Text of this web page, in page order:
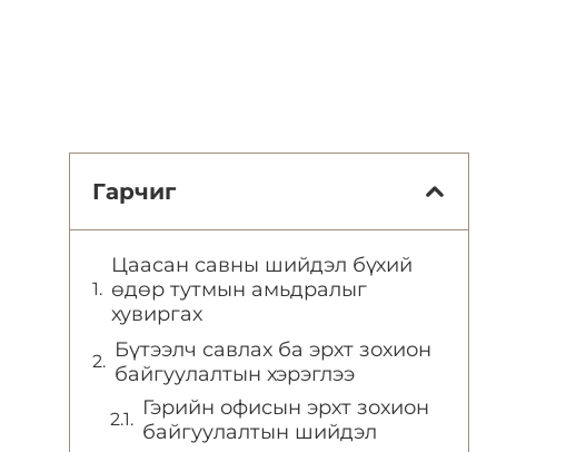
Гарчиг
Цаасан савны шийдэл бүхий
өдөр тутмын амьдралыг
хувиргах
Бүтээлч савлах ба эрхт зохион
байгуулалтын хэрэглээ
Гэрийн офисын эрхт зохион
байгуулалтын шийдэл